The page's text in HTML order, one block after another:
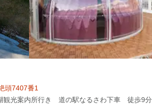
頭7407番1
観光案内所行き 道の駅なるさわ下車 徒歩9分